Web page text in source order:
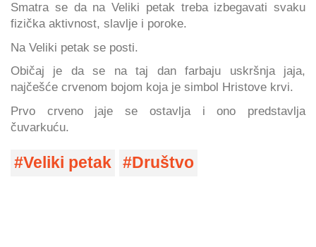
Smatra se da na Veliki petak treba izbegavati svaku
fizička aktivnost, slavlje i poroke.
Na Veliki petak se posti.
Običaj je da se na taj dan farbaju uskršnja jaja,
najčešće crvenom bojom koja je simbol Hristove krvi.
Prvo crveno jaje se ostavlja i ono predstavlja
čuvarkuću.
Veliki petak Društvo